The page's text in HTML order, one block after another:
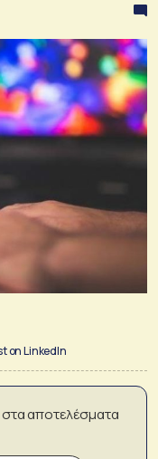
on LinkedIn
αποτελέσματα